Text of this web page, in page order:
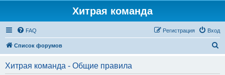
Хитрая команда
FAQ Вход
Регистрация
Список форумов
Хитрая команда - Общие правила